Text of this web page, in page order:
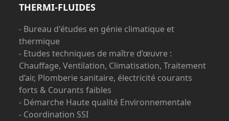
THERMI-FLUIDES
- Bureau d'études en génie climatique et
thermique
- Etudes techniques de maître d’œuvre :
Chauffage, Ventilation, Climatisation, Traitement
d’air, Plomberie sanitaire, électricité courants
forts & Courants faibles
- Démarche Haute qualité Environnementale
- Coordination SSI